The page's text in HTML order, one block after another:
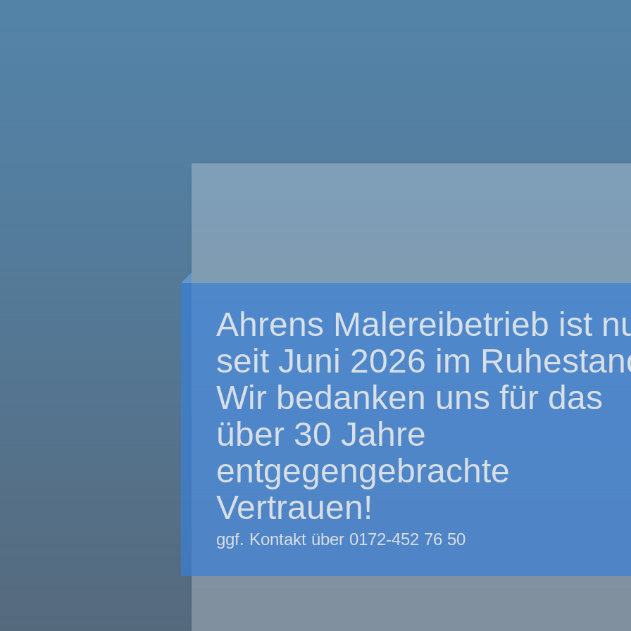
Ahrens Malereibetrieb ist
seit Juni 2026 im
Wir bedanken uns für das
über 30 Jahre
entgegengebrachte
Vertrauen!
ggf. Kontakt über 0172-452 76 50